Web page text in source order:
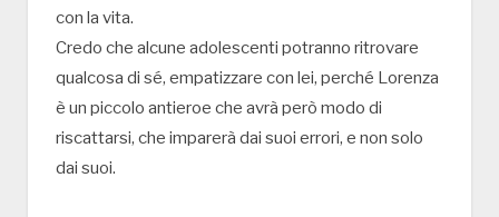
con la vita.
Credo che alcune adolescenti potranno ritrovare
qualcosa di sé, empatizzare con lei, perché Lorenza
è un piccolo antieroe che avrà però modo di
riscattarsi, che imparerà dai suoi errori, e non solo
dai suoi.